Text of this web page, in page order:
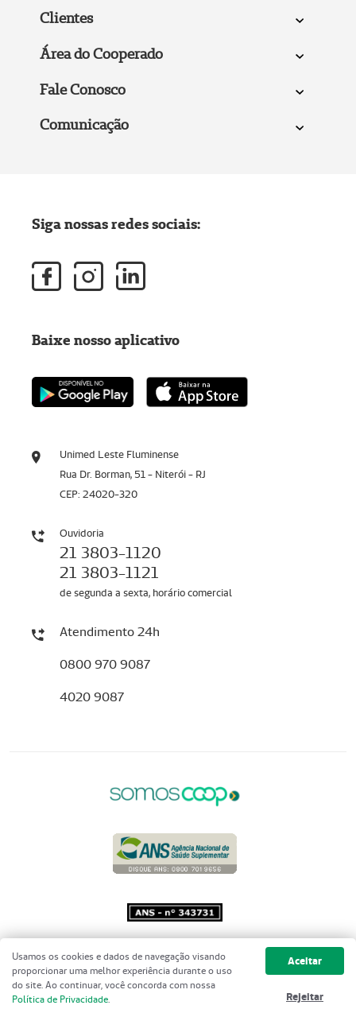
Clientes
Área do Cooperado
Fale Conosco
Comunicação
Unimed Leste Fluminense
Rua Dr. Borman, 51 - Niterói - RJ
CEP: 24020-320
Ouvidoria
21 3803-1120
21 3803-1121
de segunda a sexta, horário comercial
Atendimento 24h
0800 970 9087
4020 9087
Siga nossas redes sociais:
Baixe nosso aplicativo
Copyright 2001 - 2026 Unimed do
Brasil - Todos os direitos reservados
Usamos os cookies e dados de navegação visando
proporcionar uma melhor experiência durante o uso
do site. Ao continuar, você concorda com nossa
Política de Privacidade.
Aceitar
Rejeitar